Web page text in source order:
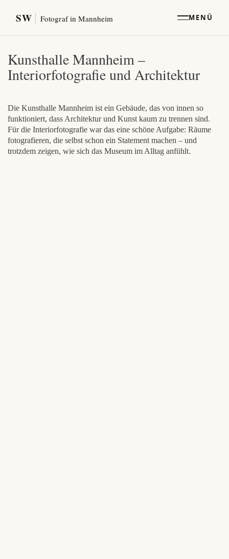
SW Fotograf in Mannheim MENÜ
Kunsthalle Mannheim –
Interiorfotografie und Architektur
Die Kunsthalle Mannheim ist ein Gebäude, das von innen so
funktioniert, dass Architektur und Kunst kaum zu trennen sind.
Für die Interiorfotografie war das eine schöne Aufgabe: Räume
fotografieren, die selbst schon ein Statement machen – und
trotzdem zeigen, wie sich das Museum im Alltag anfühlt.